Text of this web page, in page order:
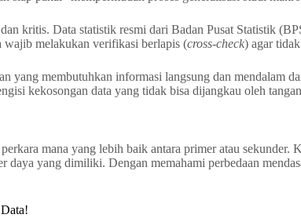
kritis. Data statistik resmi dari Badan Pusat Statistik
wajib melakukan verifikasi berlapis (cross-check) agar
yang membutuhkan informasi langsung dan mendalam
kekosongan data yang tidak bisa dijangkau oleh
mana yang lebih baik antara primer atau
daya yang dimiliki. Dengan memahami perbedaan